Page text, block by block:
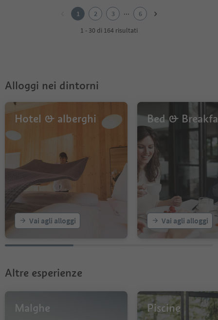
1 2 3 ...
6
1 - 30 di 164 risultati
Alloggi nei dintorni
Hotel & alberghi
Vai agli alloggi
Bed &
Vai agli alloggi
Altre esperienze
Malghe Piscine